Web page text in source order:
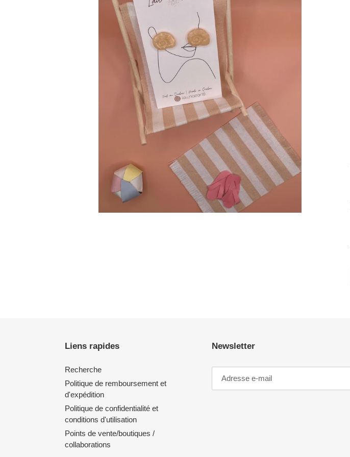
Liens rapides
Recherche
Politique de remboursement et
d'expédition
Politique de confidentialité et
conditions d'utilisation
Points de vente/boutiques /
collaborations
Newsletter